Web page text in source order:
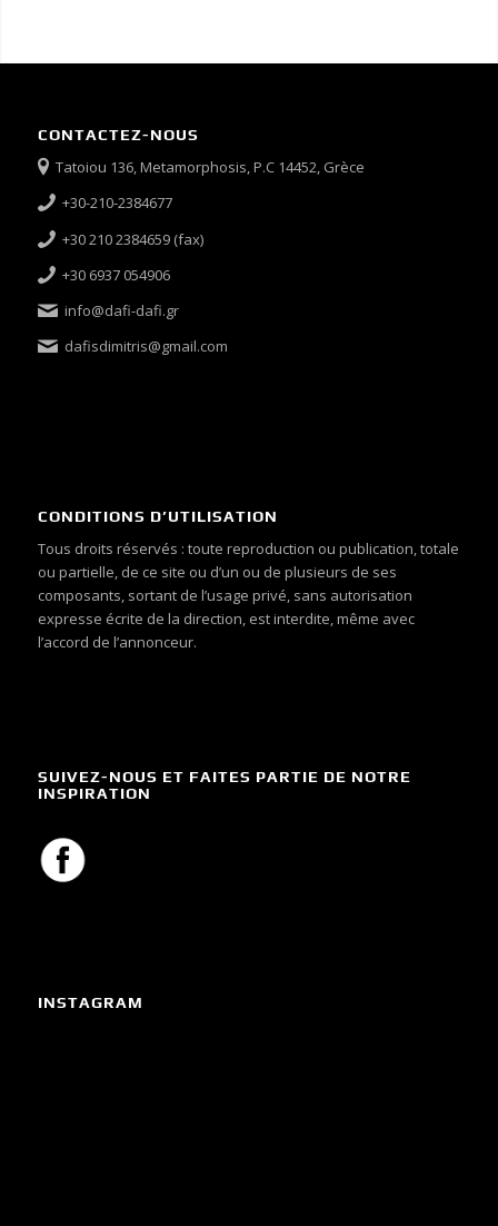
CONTACTEZ-NOUS
Tatoiou 136, Metamorphosis, P.C 14452, Grèce
+30-210-2384677
+30 210 2384659 (fax)
+30 6937 054906
info@dafi-dafi.gr
dafisdimitris@gmail.com
CONDITIONS D’UTILISATION
Tous droits réservés : toute reproduction ou publication, totale
ou partielle, de ce site ou d’un ou de plusieurs de ses
composants, sortant de l’usage privé, sans autorisation
expresse écrite de la direction, est interdite, même avec
l’accord de l’annonceur.
SUIVEZ-NOUS ET FAITES PARTIE DE NOTRE
INSPIRATION
INSTAGRAM